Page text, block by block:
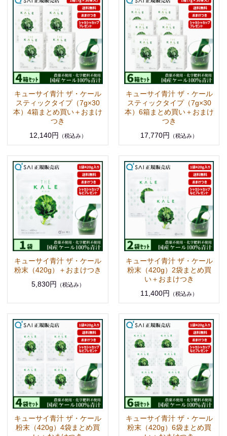
キューサイ青汁 ザ・ケール
スティックタイプ（7g×30
本）4箱まとめ買い＋おまけ
つき
12,140円
（税込み）
キューサイ青汁 ザ・ケール
スティックタイプ（7g×30
本）6箱まとめ買い＋おまけ
つき
17,770円
（税込み）
キューサイ青汁 ザ・ケール
粉末（420g）＋おまけつき
5,830円
（税込み）
キューサイ青汁 ザ・ケール
粉末（420g）2袋まとめ買
い＋おまけつき
11,400円
（税込み）
キューサイ青汁 ザ・ケール
粉末（420g）4袋まとめ買
キューサイ青汁 ザ・ケール
粉末（420g）6袋まとめ買